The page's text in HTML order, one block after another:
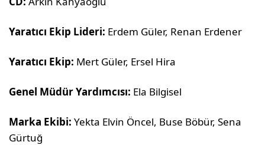
Yaratıcı Ekip Lideri: Erdem Güler, Renan Erdener
Yaratıcı Ekip: Mert Güler, Ersel Hira
Genel Müdür Yardımcısı: Ela Bilgisel
Marka Ekibi: Yekta Elvin Öncel, Buse Böbür, Sena
Gürtuğ